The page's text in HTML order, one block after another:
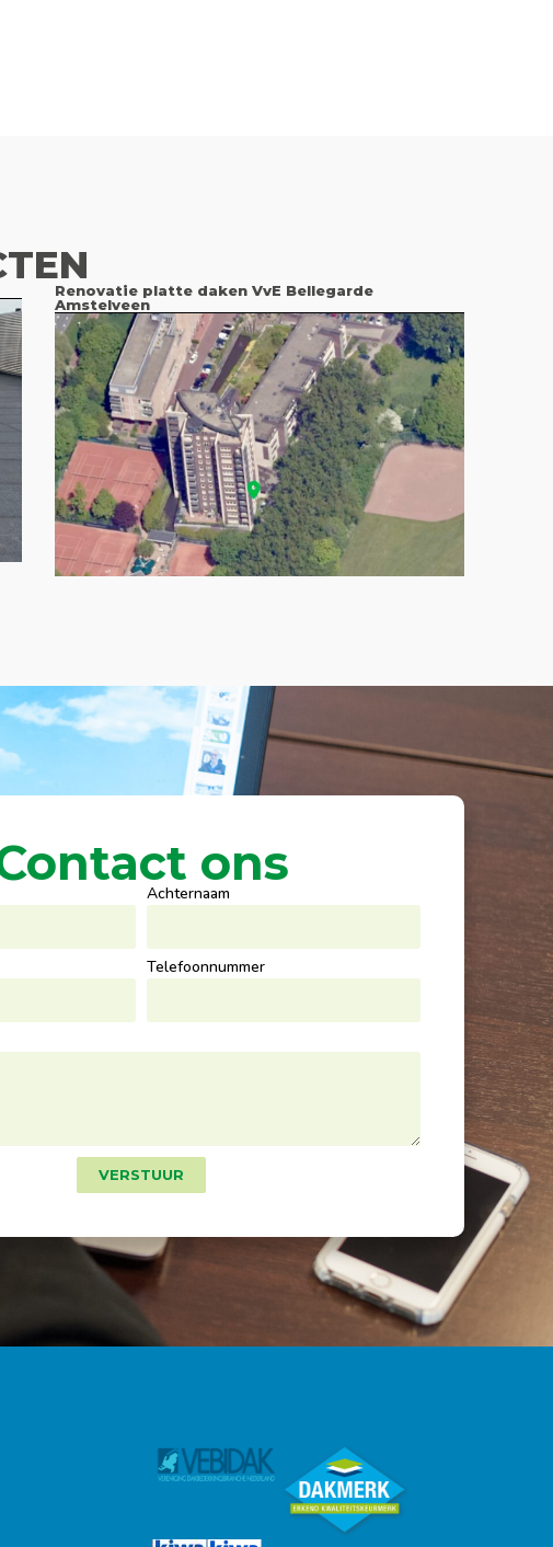
Renovatie platte daken VvE Bellegarde
Amstelveen
ons
Achternaam
Telefoonnummer
VERSTUUR